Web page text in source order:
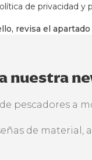
de privacidad y
revisa el
nuestra
pescadores a
de material,